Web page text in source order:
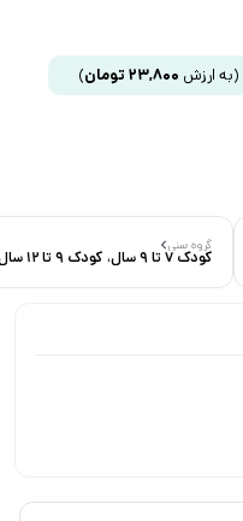
(به ارزش 23,800 تومان)
گروه سنی
کودک 7 تا 9 سال، کودک 9 تا 12 سال